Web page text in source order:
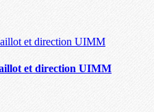
et direction UIMM